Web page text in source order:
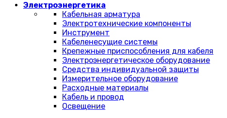
Электроэнергетика
Кабельная арматура
Электротехнические компоненты
Инструмент
Кабеленесущие системы
Крепежные приспособления для кабеля
Электроэнергетическое оборудование
Средства индивидуальной защиты
Измерительное оборудование
Расходные материалы
Кабель и провод
Освещение